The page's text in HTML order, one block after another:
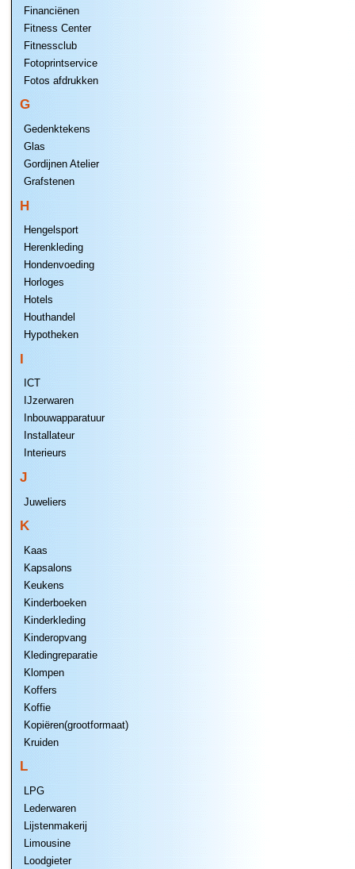
Financiënen
Fitness Center
Fitnessclub
Fotoprintservice
Fotos afdrukken
G
Gedenktekens
Glas
Gordijnen Atelier
Grafstenen
H
Hengelsport
Herenkleding
Hondenvoeding
Horloges
Hotels
Houthandel
Hypotheken
I
ICT
IJzerwaren
Inbouwapparatuur
Installateur
Interieurs
J
Juweliers
K
Kaas
Kapsalons
Keukens
Kinderboeken
Kinderkleding
Kinderopvang
Kledingreparatie
Klompen
Koffers
Koffie
Kopiëren(grootformaat)
Kruiden
L
LPG
Lederwaren
Lijstenmakerij
Limousine
Loodgieter